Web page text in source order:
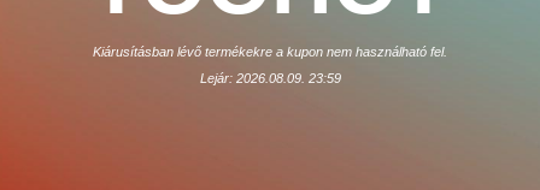
Kiárusításban lévő termékekre a kupon nem használható fel.
Lejár: 2026.08.09. 23:59